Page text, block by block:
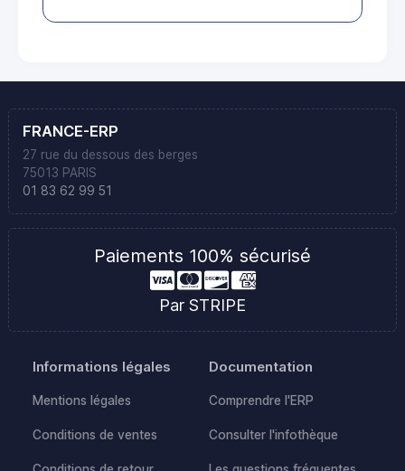
FRANCE-ERP
27 rue du dessous des berges
75013 PARIS
01 83 62 99 51
Paiements 100% sécurisé
Par STRIPE
Informations légales
Mentions légales
Conditions de ventes
Documentation
Comprendre l'ERP
Consulter l'infothèque